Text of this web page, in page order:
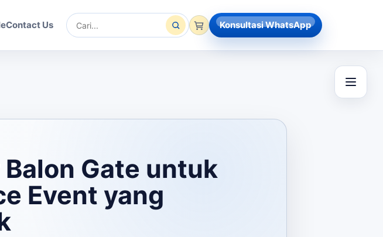
Contact Us
Cari
Konsultasi WhatsApp
Gate untuk
Event yang